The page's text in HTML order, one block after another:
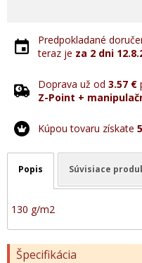
Predpokladané
teraz je za 2 dni
Doprava už od 3.57 €
Z-Point +
Kúpou tovaru získate 5
Popis Súvisiace
130 g/m2
Špecifikácia